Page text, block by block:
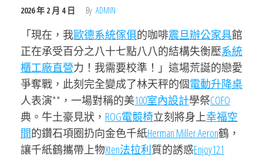
2026 年 2 月 4 日 By ADMIN
「現在，我歐德系統傢俱的咖啡震旦辦公家具館
正在承受百分之八十七點八八的結構失衡壓系統
櫃工廠直營力！我需要校準！」這場荒誕的戀愛
爭奪戰，此刻完全變成了林天秤的個電動升降桌
人表演**，一場對稱的美100室內設計學祭COFO
典。牛土豪見狀， ROG電競椅立刻將身上幸福空
間的鑽石項圈扔向金色千紙Herman Miller Aeron鶴，
讓千紙鶴攜帶上物Xten法拉利質的誘惑Enjoy121